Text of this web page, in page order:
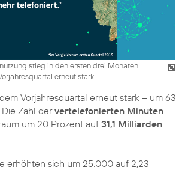
stieg in den ersten drei Monaten
erneut stark.
Vorjahresquartal erneut stark – um 63
Zahl dervertelefonierten Minuten
um 20 Prozent auf 31,1 Milliarden
erhöhten sich um 25.000 auf 2,23